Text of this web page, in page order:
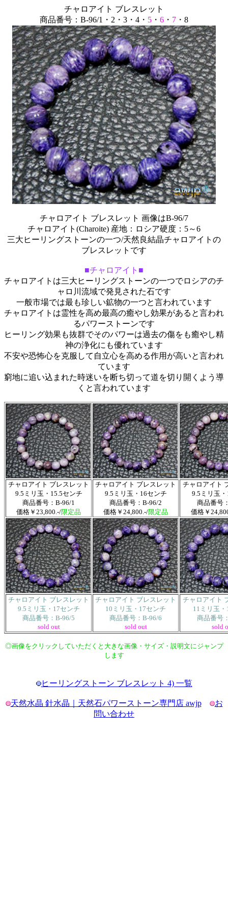
チャロアイト ブレスレット
商品番号：B-96/1・2・3・4・ 5 ・ 6 ・ 7 ・8
チャロアイト ブレスレット 画像はB-96/7
チャロアイト(Charoite) 産地：ロシア硬度：5～6
三大ヒーリングストーンの一つ/天然良結晶チャロアイトの
ブレスレットです
■チャロアイト■
チャロアイトは三大ヒーリングストーンの一つでロシアのチ
ャロ川流域で発見された石です
一般市場では最も珍しい鉱物の一つと言われています
チャロアイトは霊性を高め最高の癒やし効果があると言われ
るパワーストーンです
ヒーリング効果も抜群でそのパワーは過去の傷をも癒やし精
神の浄化にも優れています
不安や恐怖心を克服して自立心を高める作用が高いと言われ
ています
窮地に追い込まれた時迷いを断ち切って道を切り開くよう導
くと言われています
チャロアイト ブレスレット
9.5ミリ玉・15.5センチ
商品番号：B-96/1
価格￥23,800.-/限定品
チャロアイト ブレスレット
9.5ミリ玉・16センチ
商品番号：B-96/2
価格￥24,800.-/限定品
チャロアイト
9.5ミリ玉
商品番号
価格￥
チャロアイト ブレスレット
9.5ミリ玉・17センチ
商品番号：B-96/5
sold out
チャロアイト ブレスレット
10ミリ玉・17センチ
商品番号：B-96/6
sold out
チャロアイト
11ミリ玉
商品番号
sold
◎画像をクリックしていただくと大きな画像・サイズ・説明文にジャンプ
します
ヒーリングストーン ブレスレット 4) 一覧
天然水晶 針水晶｜天然石パワーストーン専門店 awjp
お
問い合わせ